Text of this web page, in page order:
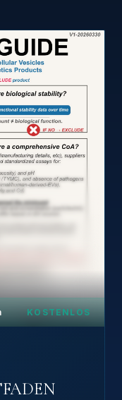
KOSTENLOS